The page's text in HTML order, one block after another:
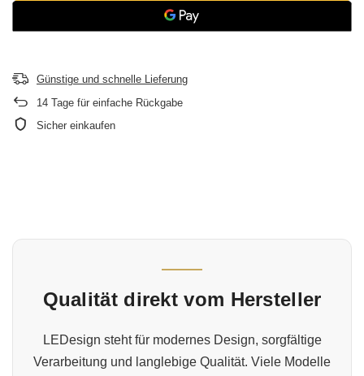
Günstige und schnelle Lieferung
14 Tage für einfache Rückgabe
Sicher einkaufen
Qualität direkt vom Hersteller
LEDesign steht für modernes Design, sorgfältige
Verarbeitung und langlebige Qualität. Viele Modelle